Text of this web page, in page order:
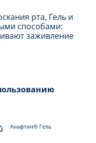
рта, Гель и
способами:
заживление
Анафтин® Гель